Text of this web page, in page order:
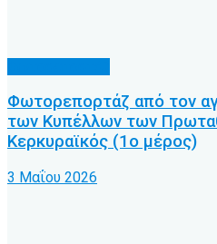
Φωτορεπορτάζ από τον
των Κυπέλλων των
Κερκυραϊκός (1ο μέρος)
3 Μαΐου 2026